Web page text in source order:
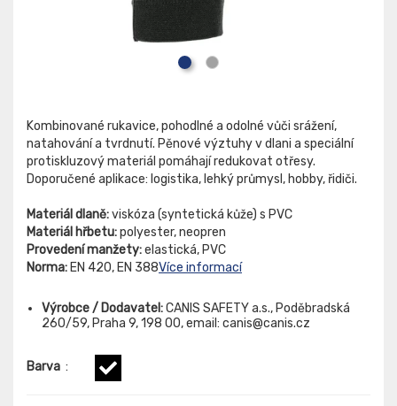
Kombinované rukavice, pohodlné a odolné vůči srážení,
natahování a tvrdnutí. Pěnové výztuhy v dlani a speciální
protiskluzový materiál pomáhají redukovat otřesy.
Doporučené aplikace: logistika, lehký průmysl, hobby, řidiči.
Materiál dlaně:viskóza (syntetická kůže) s PVC
Materiál hřbetu:polyester, neopren
Provedení manžety:elastická, PVC
Norma: EN 420, EN 388Více informací
Výrobce / Dodavatel:CANIS SAFETY a.s., Poděbradská
260/59, Praha 9, 198 00, email: canis@canis.cz
Barva :